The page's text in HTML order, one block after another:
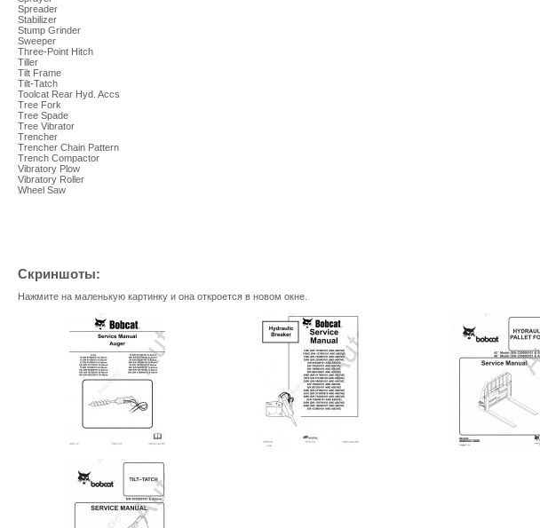
Spreader
Stabilizer
Stump Grinder
Sweeper
Three-Point Hitch
Tiller
Tilt Frame
Tilt-Tatch
Toolcat Rear Hyd. Accs
Tree Fork
Tree Spade
Tree Vibrator
Trencher
Trencher Chain Pattern
Trench Compactor
Vibratory Plow
Vibratory Roller
Wheel Saw
Скриншоты:
Нажмите на маленькую картинку и она откроется в новом окне.